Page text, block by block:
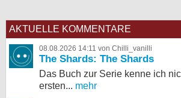
AKTUELLE KOMMENTARE
08.08.2026 14:11 von Chilli_vanilli
The Shards: The Shards
Das Buch zur Serie kenne ich
ersten... mehr